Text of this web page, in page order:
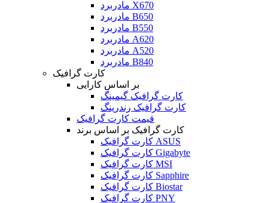
مادربرد X670
مادربرد B650
مادربرد B550
مادربرد A620
مادربرد A520
مادربرد B840
کارت گرافیک
بر اساس کارایی
کارت گرافیک گیمینگ
کارت گرافیک رندرینگ
قیمت کارت گرافیک
کارت گرافیک بر اساس برند
کارت گرافیک ASUS
کارت گرافیک Gigabyte
کارت گرافیک MSI
کارت گرافیک Sapphire
کارت گرافیک Biostar
کارت گرافیک PNY